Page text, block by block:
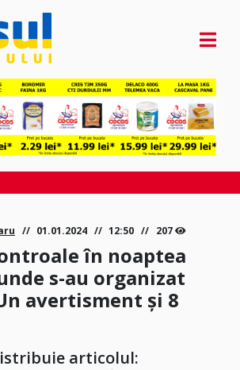
01.01.2024 12:50 207
în noaptea
s-au organizat
avertisment și 8
articolul: